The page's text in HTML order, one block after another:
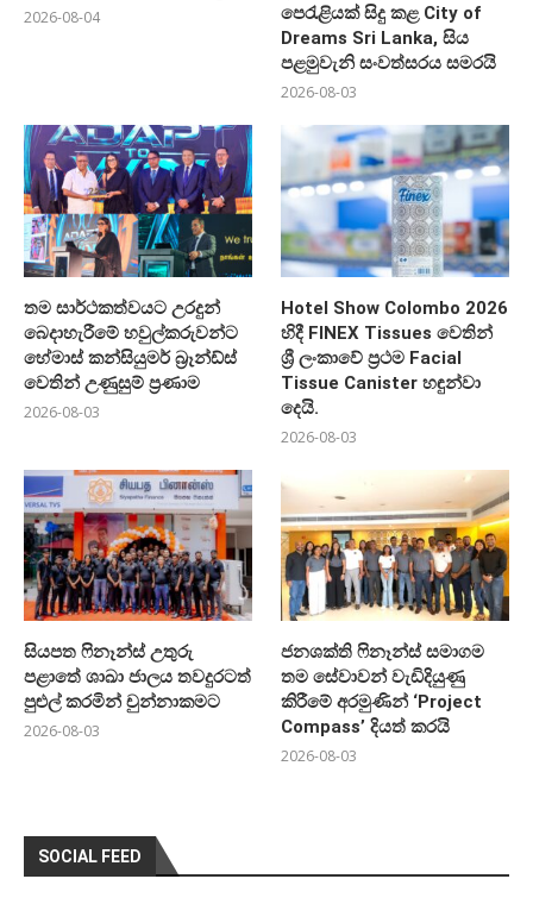
2026-08-04
පෙරැළියක් සිදු කළ City of
Dreams Sri Lanka, සිය
පළමුවැනි සංවත්සරය සමරයි
2026-08-03
තම සාර්ථකත්වයට උරදුන්
බෙදාහැරීමේ හවුල්කරුවන්ට
හේමාස් කන්සියුමර් බ්‍රෑන්ඩ්ස්
වෙතින් උණුසුම් ප්‍රණාම
2026-08-03
Hotel Show Colombo 2026
හිදී FINEX Tissues වෙතින්
ශ්‍රී ලංකාවේ ප්‍රථම Facial
Tissue Canister හඳුන්වා
දෙයි.
2026-08-03
සියපත ෆිනෑන්ස් උතුරු
පළාතේ ශාඛා ජාලය තවදුරටත්
පුළුල් කරමින් චුන්නාකමට
2026-08-03
ජනශක්ති ෆිනෑන්ස් සමාගම
තම සේවාවන් වැඩිදියුණු
කිරීමේ අරමුණින් ‘Project
Compass’ දියත් කරයි
2026-08-03
SOCIAL FEED